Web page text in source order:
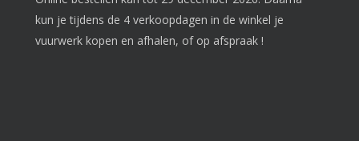
kun je tijdens de 4 verkoopdagen in de winkel je
vuurwerk kopen en afhalen, of op afspraak !